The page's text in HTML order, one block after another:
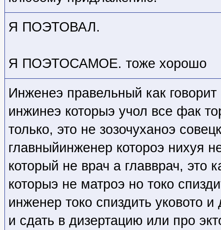
Я ПОЭТОВАЛ.
Я ПОЭТОСАМОЕ. тоже хорошо
Инженеэ правельный как
инжинеэ которыэ учол все фак
только, это не зозочуханоэ
главныйинженер котороэ нихуя
который не врач а главврач, это
которыэ не матроэ но токо
инженер токо спиздить уковото
и сдать в дизертацию или про